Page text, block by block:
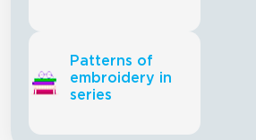
Patterns of
embroidery in
series